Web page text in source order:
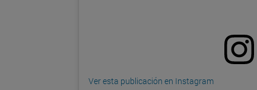
Ver esta publicación en Instagram